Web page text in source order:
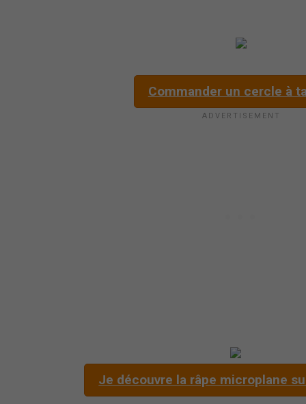
Commander un cercle à
Je découvre la râpe microplane